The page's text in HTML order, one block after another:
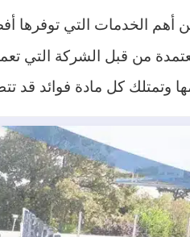
أهم الخدمات التي
من قبل الشركة التي
وتمتلك كل مادة فوائد قد